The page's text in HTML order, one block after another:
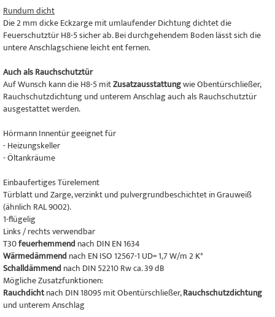
Rundum dicht
Die 2 mm dicke Eckzarge mit umlaufender Dichtung dichtet die
Feuerschutztür H8-5 sicher ab. Bei durchgehendem Boden lässt sich die
untere Anschlagschiene leicht ent fernen.
Auch als Rauchschutztür
Auf Wunsch kann die H8-5 mitZusatzausstattungwie Obentürschließer,
Rauchschutzdichtung und unterem Anschlag auch als Rauchschutztür
ausgestattet werden.
Hörmann Innentür geeignet für
- Heizungskeller
- Öltankräume
Einbaufertiges Türelement
Türblatt und Zarge, verzinkt und pulvergrundbeschichtet in Grauweiß
(ähnlich RAL 9002).
1-flügelig
Links / rechts verwendbar
T30feuerhemmend nach DIN EN 1634
Wärmedämmend nach EN ISO 12567-1 UD= 1,7 W/m 2 K*
Schalldämmend nach DIN 52210 Rw ca. 39 dB
Mögliche Zusatzfunktionen:
Rauchdichtnach DIN 18095 mit Obentürschließer,Rauchschutzdichtung
und unterem Anschlag